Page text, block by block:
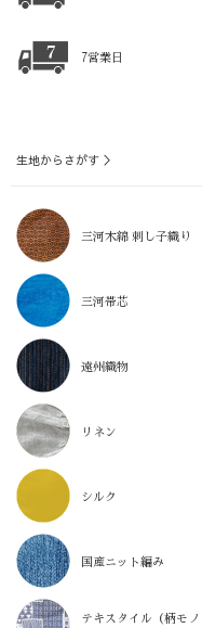
7営業日
生地からさがす ＞
三河木綿 刺し子織り
三河帯芯
遠州織物
リネン
シルク
国産ニット編み
テキスタイル（柄モノ